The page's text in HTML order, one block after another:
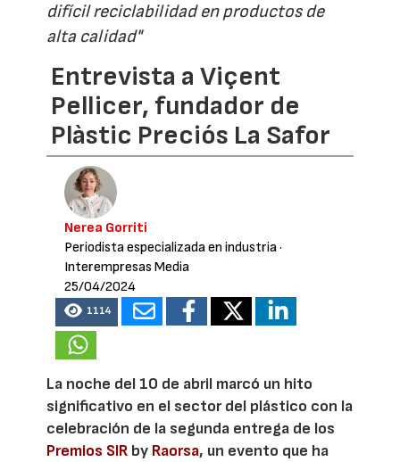
difícil reciclabilidad en productos de
alta calidad"
Entrevista a Viçent
Pellicer, fundador de
Plàstic Preciós La Safor
Nerea Gorriti
Periodista especializada en industria·
Interempresas Media
25/04/2024
1114
La noche del 10 de abril marcó un hito
significativo en el sector del plástico con la
celebración de la segunda entrega de los
Premios SIR by Raorsa, un evento que ha